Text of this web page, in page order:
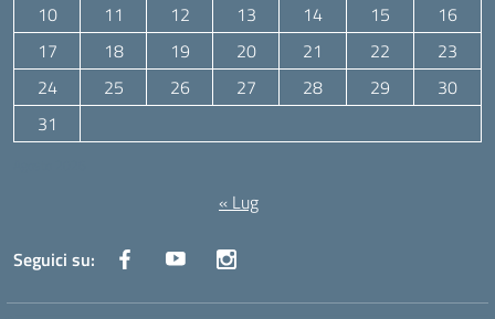
10
11 12 13 14 15
16
17
18 19 20 21 22
23
24
25 26 27 28 29
30
31
« Lug
Seguici su: